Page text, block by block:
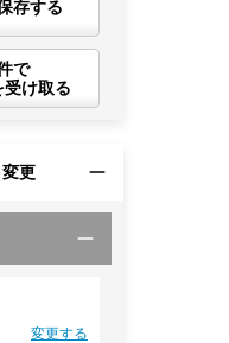
存する
で
受け取る
更
変更する